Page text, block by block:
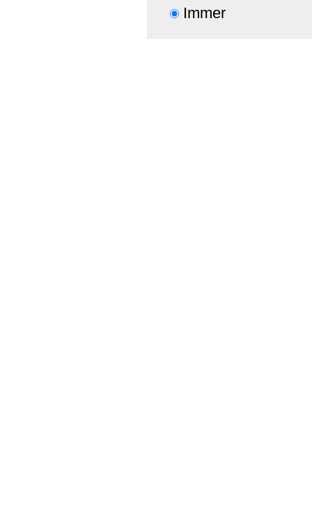
Immer